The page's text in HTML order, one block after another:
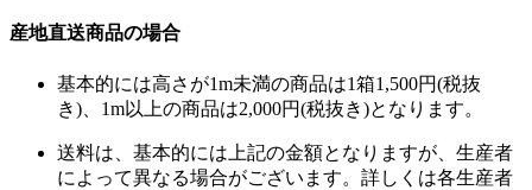
産地直送商品の場合
基本的には高さが1m未満の商品は1箱1,500円(税抜
き)、1m以上の商品は2,000円(税抜き)となります。
送料は、基本的には上記の金額となりますが、生産者
によって異なる場合がございます。詳しくは各生産者